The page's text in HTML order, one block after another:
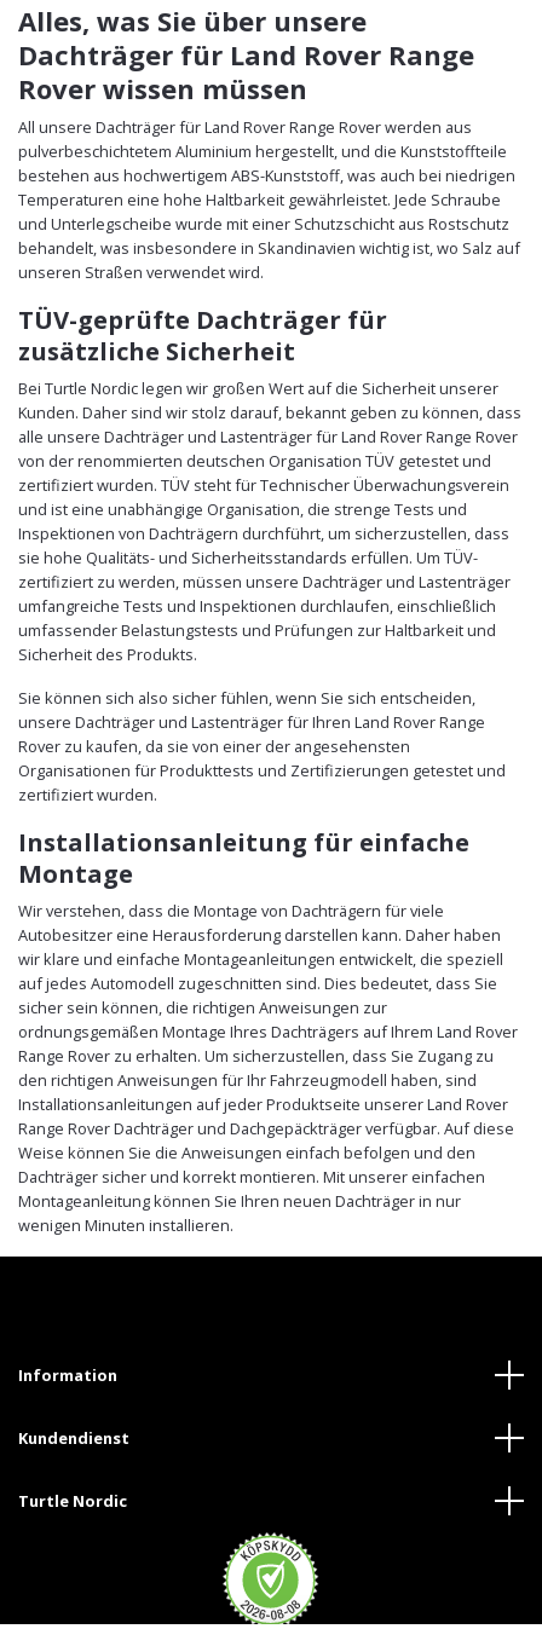
Alles, was Sie über unsere
Dachträger für Land Rover Range
Rover wissen müssen
All unsere Dachträger für Land Rover Range Rover werden aus
pulverbeschichtetem Aluminium hergestellt, und die Kunststoffteile
bestehen aus hochwertigem ABS-Kunststoff, was auch bei niedrigen
Temperaturen eine hohe Haltbarkeit gewährleistet. Jede Schraube
und Unterlegscheibe wurde mit einer Schutzschicht aus Rostschutz
behandelt, was insbesondere in Skandinavien wichtig ist, wo Salz auf
unseren Straßen verwendet wird.
TÜV-geprüfte Dachträger für
zusätzliche Sicherheit
Bei Turtle Nordic legen wir großen Wert auf die Sicherheit unserer
Kunden. Daher sind wir stolz darauf, bekannt geben zu können, dass
alle unsere Dachträger und Lastenträger für Land Rover Range Rover
von der renommierten deutschen Organisation TÜV getestet und
zertifiziert wurden. TÜV steht für Technischer Überwachungsverein
und ist eine unabhängige Organisation, die strenge Tests und
Inspektionen von Dachträgern durchführt, um sicherzustellen, dass
sie hohe Qualitäts- und Sicherheitsstandards erfüllen. Um TÜV-
zertifiziert zu werden, müssen unsere Dachträger und Lastenträger
umfangreiche Tests und Inspektionen durchlaufen, einschließlich
umfassender Belastungstests und Prüfungen zur Haltbarkeit und
Sicherheit des Produkts.
Sie können sich also sicher fühlen, wenn Sie sich entscheiden,
unsere Dachträger und Lastenträger für Ihren Land Rover Range
Rover zu kaufen, da sie von einer der angesehensten
Organisationen für Produkttests und Zertifizierungen getestet und
zertifiziert wurden.
Installationsanleitung für einfache
Montage
Wir verstehen, dass die Montage von Dachträgern für viele
Autobesitzer eine Herausforderung darstellen kann. Daher haben
wir klare und einfache Montageanleitungen entwickelt, die speziell
auf jedes Automodell zugeschnitten sind. Dies bedeutet, dass Sie
sicher sein können, die richtigen Anweisungen zur
ordnungsgemäßen Montage Ihres Dachträgers auf Ihrem Land Rover
Range Rover zu erhalten. Um sicherzustellen, dass Sie Zugang zu
den richtigen Anweisungen für Ihr Fahrzeugmodell haben, sind
Installationsanleitungen auf jeder Produktseite unserer Land Rover
Range Rover Dachträger und Dachgepäckträger verfügbar. Auf diese
Weise können Sie die Anweisungen einfach befolgen und den
Dachträger sicher und korrekt montieren. Mit unserer einfachen
Montageanleitung können Sie Ihren neuen Dachträger in nur
wenigen Minuten installieren.
Information
Kundendienst
Turtle Nordic